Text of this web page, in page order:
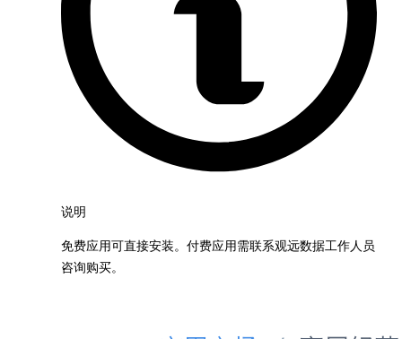
说明
免费应用可直接安装。付费应用需联系观远数据工作人员
咨询购买。